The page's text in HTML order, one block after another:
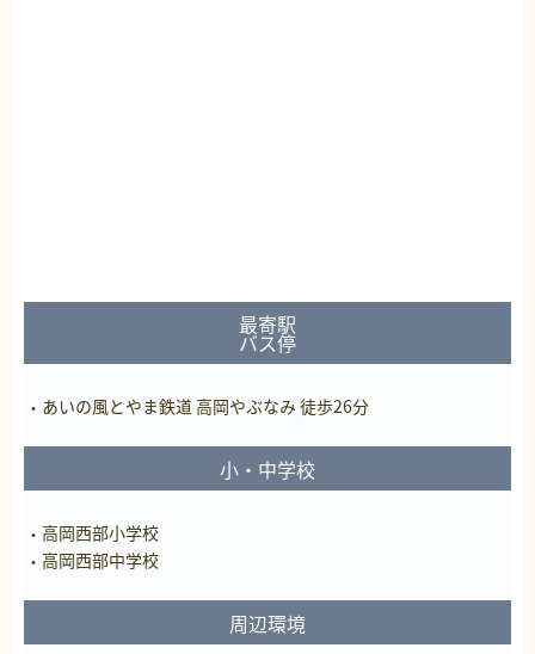
最寄駅
バス停
あいの風とやま鉄道 高岡やぶなみ 徒歩26分
小・中学校
高岡西部小学校
高岡西部中学校
周辺環境